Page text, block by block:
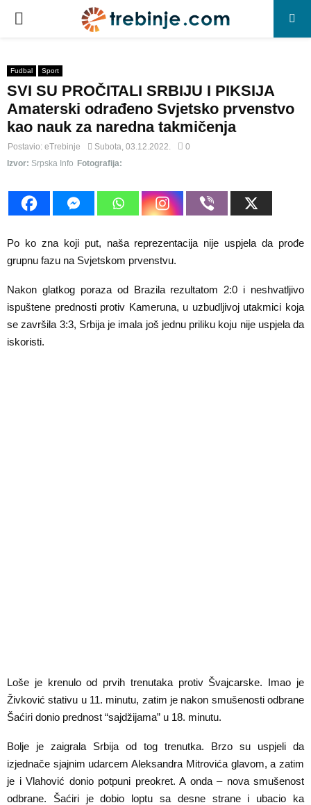
P
I
M
A
R
Y
M
E
Fudbal Sport
SVI SU PROČITALI SRBIJU I PIKSIJA
Amaterski odrađeno Svjetsko prvenstvo
kao nauk za naredna takmičenja
Postavio: eTrebinje Subota, 03.12.2022.
0
Izvor: Srpska Info Fotografija:
Po ko zna koji put, naša reprezentacija nije uspjela da prođe
grupnu fazu na Svjetskom prvenstvu.
Nakon glatkog poraza od Brazila rezultatom 2:0 i neshvatljivo
ispuštene prednosti protiv Kameruna, u uzbudljivoj utakmici koja
se završila 3:3, Srbija je imala još jednu priliku koju nije uspjela da
iskoristi.
Loše je krenulo od prvih trenutaka protiv Švajcarske. Imao je
Živković stativu u 11. minutu, zatim je nakon smušenosti odbrane
Šaćiri donio prednost “sajdžijama” u 18. minutu.
Bolje je zaigrala Srbija od tog trenutka. Brzo su uspjeli da
izjednače sjajnim udarcem Aleksandra Mitrovića glavom, a zatim
je i Vlahović donio potpuni preokret. A onda – nova smušenost
odbrane. Šaćiri je dobio loptu sa desne strane i ubacio ka